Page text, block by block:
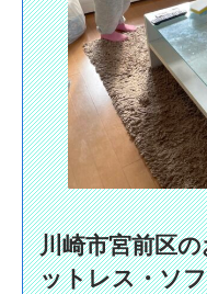
川崎市宮前区
ットレス・ソ